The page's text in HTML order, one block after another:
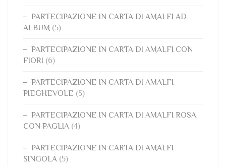
PARTECIPAZIONE IN CARTA DI AMALFI AD
ALBUM (5)
PARTECIPAZIONE IN CARTA DI AMALFI CON
FIORI (6)
PARTECIPAZIONE IN CARTA DI AMALFI
PIEGHEVOLE (5)
PARTECIPAZIONE IN CARTA DI AMALFI ROSA
CON PAGLIA (4)
PARTECIPAZIONE IN CARTA DI AMALFI
SINGOLA (5)